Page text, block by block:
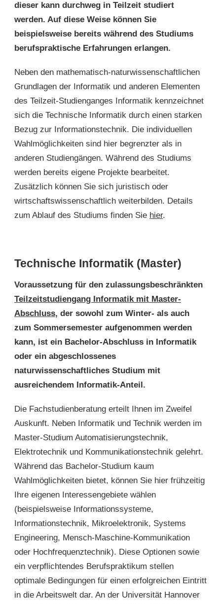
dieser kann durchweg in Teilzeit studiert
werden. Auf diese Weise können Sie
beispielsweise bereits während des Studiums
berufspraktische Erfahrungen erlangen.
Neben den mathematisch-naturwissenschaftlichen
Grundlagen der Informatik und anderen Elementen
des Teilzeit-Studienganges Informatik kennzeichnet
sich die Technische Informatik durch einen starken
Bezug zur Informationstechnik. Die individuellen
Wahlmöglichkeiten sind hier begrenzter als in
anderen Studiengängen. Während des Studiums
werden bereits eigene Projekte bearbeitet.
Zusätzlich können Sie sich juristisch oder
wirtschaftswissenschaftlich weiterbilden. Details
zum Ablauf des Studiums finden Sie hier.
Technische Informatik (Master)
Voraussetzung für den zulassungsbeschränkten
Teilzeitstudiengang Informatik mit Master-
Abschluss, der sowohl zum Winter- als auch
zum Sommersemester aufgenommen werden
kann, ist ein Bachelor-Abschluss in Informatik
oder ein abgeschlossenes
naturwissenschaftliches Studium mit
ausreichendem Informatik-Anteil.
Die Fachstudienberatung erteilt Ihnen im Zweifel
Auskunft. Neben Informatik und Technik werden im
Master-Studium Automatisierungstechnik,
Elektrotechnik und Kommunikationstechnik gelehrt.
Während das Bachelor-Studium kaum
Wahlmöglichkeiten bietet, können Sie hier frühzeitig
Ihre eigenen Interessengebiete wählen
(beispielsweise Informationssysteme,
Informationstechnik, Mikroelektronik, Systems
Engineering, Mensch-Maschine-Kommunikation
oder Hochfrequenztechnik). Diese Optionen sowie
ein verpflichtendes Berufspraktikum stellen
optimale Bedingungen für einen erfolgreichen Eintritt
in die Arbeitswelt dar. An der Universität Hannover